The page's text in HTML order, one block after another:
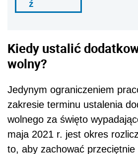
ź
Kiedy ustalić
wolny?
Jedynym ograniczeniem
zakresie terminu ustalenia
wolnego za święto
maja 2021 r. jest okres
to, aby zachować